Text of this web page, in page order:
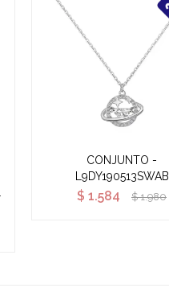
CONJUNTO -
L9DY190513SWAB
$ 1.584 $ 1.980